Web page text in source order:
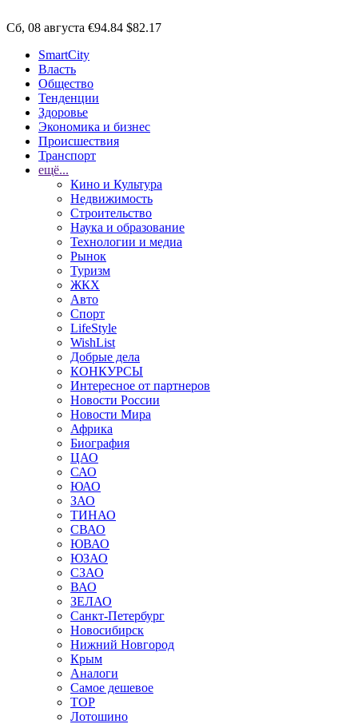
Сб, 08 августа €94.84 $82.17
SmartCity
Власть
Общество
Тенденции
Здоровье
Экономика и бизнес
Происшествия
Транспорт
ещё...
Кино и Культура
Недвижимость
Строительство
Наука и образование
Технологии и медиа
Рынок
Туризм
ЖКХ
Авто
Спорт
LifeStyle
WishList
Добрые дела
КОНКУРСЫ
Интересное от партнеров
Новости России
Новости Мира
Африка
Биография
ЦАО
САО
ЮАО
ЗАО
ТИНАО
СВАО
ЮВАО
ЮЗАО
СЗАО
ВАО
ЗЕЛАО
Санкт-Петербург
Новосибирск
Нижний Новгород
Крым
Аналоги
Самое дешевое
TOP
Лотошино